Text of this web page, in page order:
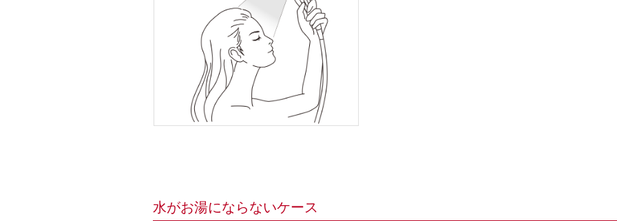
水がお湯にならないケース